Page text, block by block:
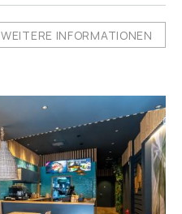
WEITERE INFORMATIONEN